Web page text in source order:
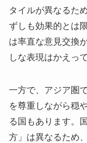
タイルが異なるた
ずしも効果的とは
は率直な意見交換
しな表現はかえっ
一方で、アジア圏
を尊重しながら穏
る国もあります。
方」は異なるため